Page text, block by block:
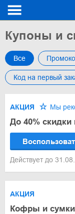
Купоны и
Все
Код на первый
АКЦИЯ Мы
До 40%
Действует до
АКЦИЯ
Кофры и сумки